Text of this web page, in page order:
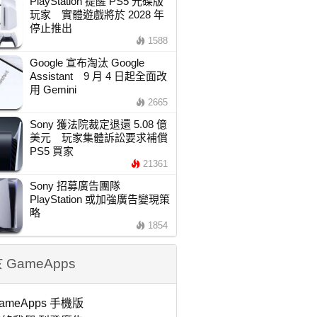
玩家 實體遊戲將於 2028 年
停止推出
1588
Google 宣布淘汰 Google
Assistant 9 月 4 日起全面改
用 Gemini
2665
Sony 獲法院裁定退還 5.08 億
美元 玩家集體訴訟要求補償
PS5 買家
21361
Sony 招募廣告團隊
PlayStation 或加強廣告變現策
略
1854
GameApps
手機版